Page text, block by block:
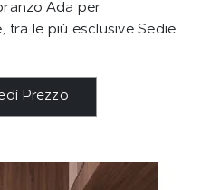
Ada per
tra le più esclusive Sedie
Prezzo